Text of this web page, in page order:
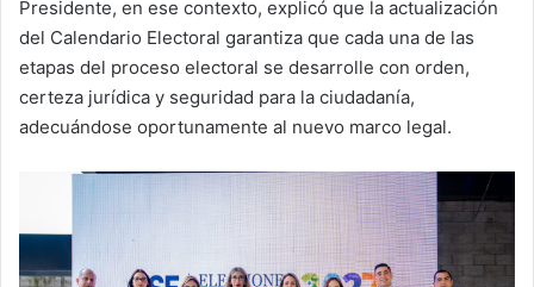
Presidente, en ese contexto, explicó que la actualización
del Calendario Electoral garantiza que cada una de las
etapas del proceso electoral se desarrolle con orden,
certeza jurídica y seguridad para la ciudadanía,
adecuándose oportunamente al nuevo marco legal.